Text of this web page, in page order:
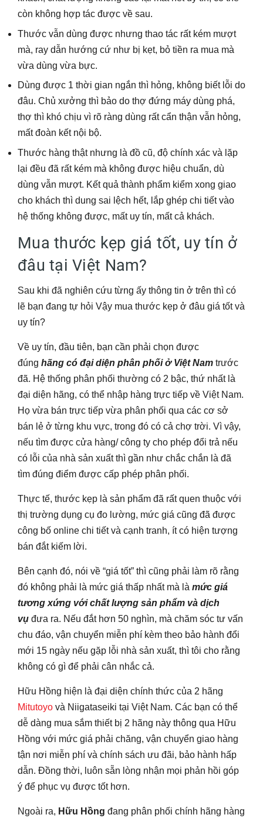
còn không hợp tác được về sau.
Thước vẫn dùng được nhưng thao tác rất kém mượt
mà, ray dẫn hướng cứ như bị kẹt, bỏ tiền ra mua mà
vừa dùng vừa bực.
Dùng được 1 thời gian ngắn thì hỏng, không biết lỗi do
đâu. Chủ xưởng thì bảo do thợ đứng máy dùng phá,
thợ thì khó chịu vì rõ ràng dùng rất cẩn thận vẫn hỏng,
mất đoàn kết nội bộ.
Thước hàng thật nhưng là đồ cũ, độ chính xác và lặp
lại đều đã rất kém mà không được hiệu chuẩn, dù
dùng vẫn mượt. Kết quả thành phẩm kiểm xong giao
cho khách thì dung sai lệch hết, lắp ghép chi tiết vào
hệ thống không được, mất uy tín, mất cả khách.
Mua thước kẹp giá tốt, uy tín ở
đâu tại Việt Nam?
Sau khi đã nghiên cứu từng ấy thông tin ở trên thì có
lẽ bạn đang tự hỏi Vậy mua thước kẹp ở đâu giá tốt và
uy tín?
Về uy tín, đầu tiên, bạn cần phải chọn được
đúng hãng có đại diện phân phối ở Việt Nam trước
đã. Hệ thống phân phối thường có 2 bậc, thứ nhất là
đại diện hãng, có thể nhập hàng trực tiếp về Việt Nam.
Họ vừa bán trực tiếp vừa phân phối qua các cơ sở
bán lẻ ở từng khu vực, trong đó có cả chợ trời. Vì vậy,
nếu tìm được cửa hàng/ công ty cho phép đổi trả nếu
có lỗi của nhà sản xuất thì gần như chắc chắn là đã
tìm đúng điểm được cấp phép phân phối.
Thực tế, thước kẹp là sản phẩm đã rất quen thuộc với
thị trường dụng cụ đo lường, mức giá cũng đã được
công bố online chi tiết và cạnh tranh, ít có hiện tượng
bán đắt kiếm lời.
Bên cạnh đó, nói về “giá tốt” thì cũng phải làm rõ rằng
đó không phải là mức giá thấp nhất mà là mức giá
tương xứng với chất lượng sản phẩm và dịch
vụ đưa ra. Nếu đắt hơn 50 nghìn, mà chăm sóc tư vấn
chu đáo, vận chuyển miễn phí kèm theo bảo hành đổi
mới 15 ngày nếu gặp lỗi nhà sản xuất, thì tôi cho rằng
không có gì để phải cân nhắc cả.
Hữu Hồng hiện là đại diện chính thức của 2 hãng
Mitutoyo và Niigataseiki tại Việt Nam. Các bạn có thể
dễ dàng mua sắm thiết bị 2 hãng này thông qua Hữu
Hồng với mức giá phải chăng, vận chuyển giao hàng
tận nơi miễn phí và chính sách ưu đãi, bảo hành hấp
dẫn. Đồng thời, luôn sẵn lòng nhận mọi phản hồi góp
ý để phục vụ được tốt hơn.
Ngoài ra, Hữu Hồng đang phân phối chính hãng hàng